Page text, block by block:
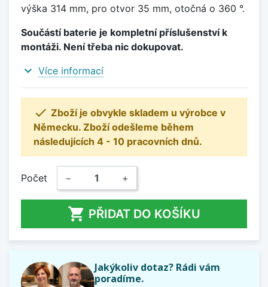
výška 314 mm, pro otvor 35 mm, otočná o 360 °.
Součástí baterie je kompletní příslušenství k
montáži. Není třeba nic dokupovat.
expand_more Více informací
 Zboží je obvykle skladem u výrobce v
Německu. Zboží odešleme během
následujících 4 - 10 pracovních dnů.
Počet − +
 PŘIDAT DO KOŠÍKU
Jakýkoliv dotaz? Rádi vám
poradíme.